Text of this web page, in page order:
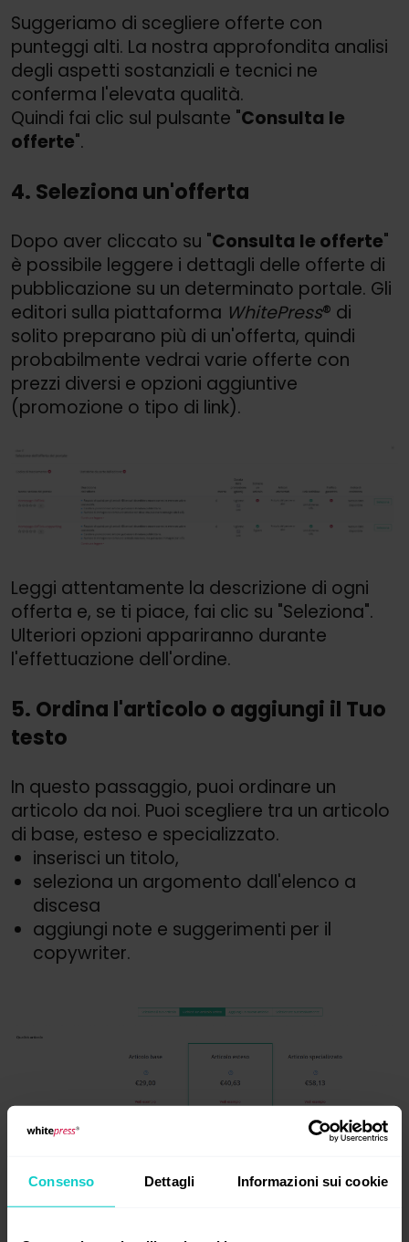
Consenso Dettagli Informazioni sui cookie
Suggeriamo di scegliere offerte con
punteggi alti. La nostra approfondita analisi
degli aspetti sostanziali e tecnici ne
conferma l'elevata qualità.
Quindi fai clic sul pulsante "Consulta le
offerte".
4. Seleziona un'offerta
Dopo aver cliccato su "Consulta le offerte"
è possibile leggere i dettagli delle offerte di
pubblicazione su un determinato portale. Gli
editori sulla piattaforma WhitePress® di
solito preparano più di un'offerta, quindi
probabilmente vedrai varie offerte con
prezzi diversi e opzioni aggiuntive
(promozione o tipo di link).
Leggi attentamente la descrizione di ogni
offerta e, se ti piace, fai clic su "Seleziona".
Ulteriori opzioni appariranno durante
l'effettuazione dell'ordine.
5. Ordina l'articolo o aggiungi il Tuo
testo
In questo passaggio, puoi ordinare un
articolo da noi. Puoi scegliere tra un articolo
di base, esteso e specializzato.
inserisci un titolo,
seleziona un argomento dall'elenco a
discesa
aggiungi note e suggerimenti per il
copywriter.
Puoi anche aggiungere il Tuo nuovo testo